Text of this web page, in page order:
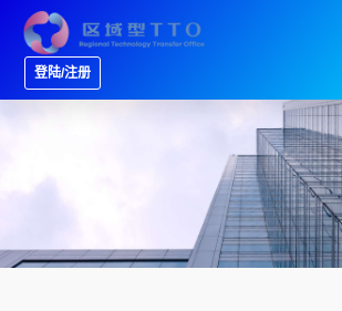
登陆/注册